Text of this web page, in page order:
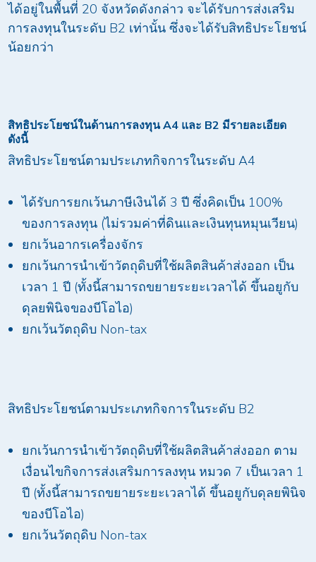
ได้อยู่ในพื้นที่ 20 จังหวัดดังกล่าว จะได้รับการส่งเสริม
การลงทุนในระดับ B2 เท่านั้น ซึ่งจะได้รับสิทธิประโยชน์
น้อยกว่า
สิทธิประโยชน์ในด้านการลงทุนA4 และ B2 มีรายละเอียด
ดังนี้
สิทธิประโยชน์ตามประเภทกิจการในระดับ A4
ได้รับการยกเว้นภาษีเงินได้ 3 ปี ซึ่งคิดเป็น 100%
ของการลงทุน (ไม่รวมค่าที่ดินและเงินทุนหมุนเวียน)
ยกเว้นอากรเครื่องจักร
ยกเว้นการนำเข้าวัตถุดิบที่ใช้ผลิตสินค้าส่งออก เป็น
เวลา 1 ปี (ทั้งนี้สามารถขยายระยะเวลาได้ ขึ้นอยูกับ
ดุลยพินิจของบีโอไอ)
ยกเว้นวัตถุดิบ Non-tax
สิทธิประโยชน์ตามประเภทกิจการในระดับ B2
ยกเว้นการนำเข้าวัตถุดิบที่ใช้ผลิตสินค้าส่งออก ตาม
เงื่อนไขกิจการส่งเสริมการลงทุน หมวด 7 เป็นเวลา 1
ปี (ทั้งนี้สามารถขยายระยะเวลาได้ ขึ้นอยูกับดุลยพินิจ
ของบีโอไอ)
ยกเว้นวัตถุดิบ Non-tax